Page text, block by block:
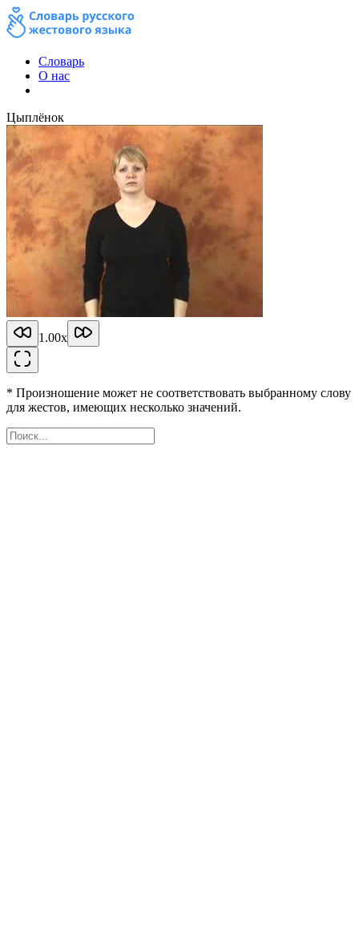
Словарь
О нас
Цыплёнок
1.00x
* Произношение может не соответствовать выбранному слову
для жестов, имеющих несколько значений.